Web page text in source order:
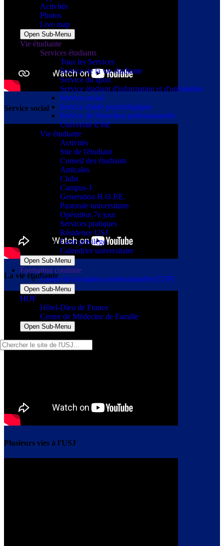
Activités
Photos
Live map
Open Sub-Menu
Vie étudiante
Services étudiants
Tous les Services
Service de la vie étudiante
Service du sport
Service étudiant d'information et d'orientation
Service social
Service d'aide psychologique
Service de l'insertion professionnelle
Université d’été
Vie étudiante
Activités
Site de l'étudiant
Conseil des étudiants
Amicales
Clubs
Campus-J
Generation H.O.P.E.
Pastorale universitaire
Opération 7e jour
Services pratiques
Résidence USJ
Carte privilège
Calendrier universitaire
Open Sub-Menu
Formation continue
Centre de formation professionnelle [CFP]
Open Sub-Menu
HDF
Hôtel-Dieu de France
Centre de Médecine de Famille
Open Sub-Menu
Service social
La vie étudiante
Plusieurs vies à l'USJ